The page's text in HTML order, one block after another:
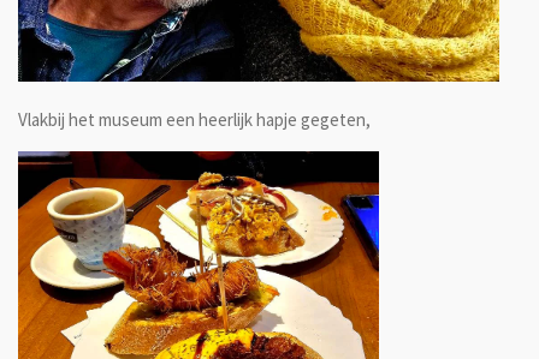
Vlakbij het museum een heerlijk hapje gegeten,